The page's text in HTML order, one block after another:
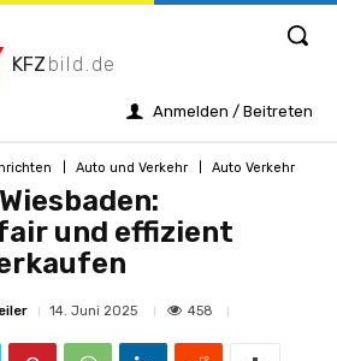
KFZ bild.de
Anmelden / Beitreten
Auto und Verkehr Auto Verkehr
und effizient
14. Juni 2025 458